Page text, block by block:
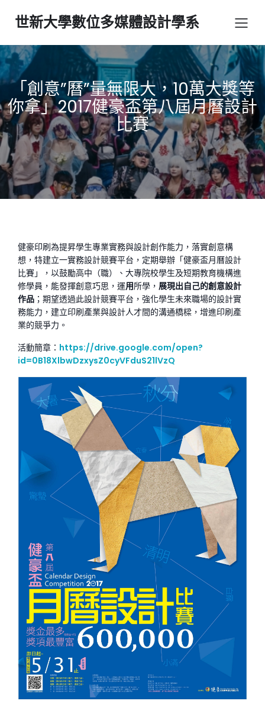
世新大學數位多媒體設計學系
「創意”曆”量無限大，10萬大獎等
你拿」2017健豪盃第八屆月曆設計
比賽
健豪印刷為提昇學生專業實務與設計創作能力，落實創意構
想，特建立一實務設計競賽平台，定期舉辦「健豪盃月曆設計
比賽」，以鼓勵高中（職）、大專院校學生及短期教育機構進
修學員，能發揮創意巧思，運用所學， 展現出自己的創意設計
作品 ；期望透過此設計競賽平台，強化學生未來職場的設計實
務能力，建立印刷產業與設計人才間的溝通橋樑，增進印刷產
業的競爭力。
活動簡章： https://drive.google.com/open?
id=0B18XlbwDzxysZ0cyVFduS21lVzQ